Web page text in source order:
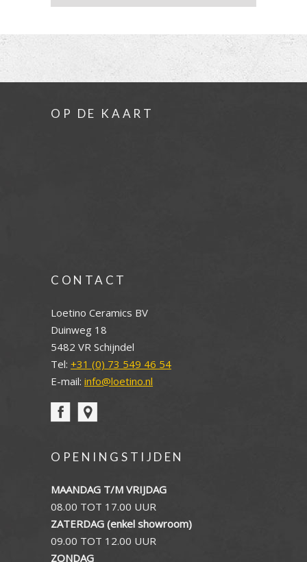
OP DE KAART
CONTACT
Loetino Ceramics BV
Duinweg 18
5482 VR Schijndel
Tel: +31 (0) 73 549 46 54
E-mail: info@loetino.nl
OPENINGSTIJDEN
MAANDAG T/M VRIJDAG
08.00 TOT 17.00 UUR
ZATERDAG (enkel showroom)
09.00 TOT 12.00 UUR
ZONDAG